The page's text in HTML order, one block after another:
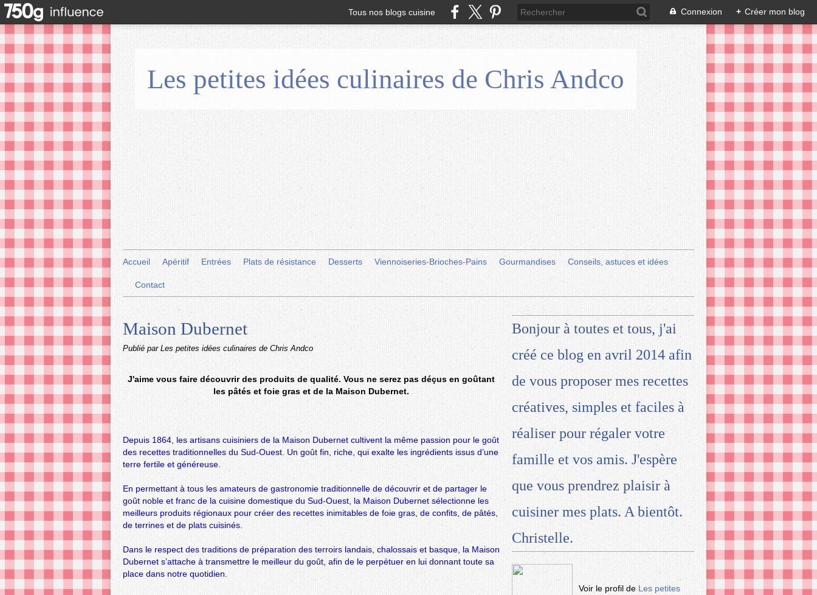
Tous nos blogs cuisine Connexion + Créer mon blog
Les petites idées culinaires de Chris Andco
Accueil Apéritif Entrées Plats de résistance Desserts Viennoiseries-Brioches-Pains Gourmandises Conseils, astuces et idées
Contact
Maison Dubernet
Publié par Les petites idées culinaires de Chris Andco
J'aime vous faire découvrir des produits de qualité. Vous ne serez pas déçus en goûtant
les pâtés et foie gras et de la Maison Dubernet.
Depuis 1864, les artisans cuisiniers de la Maison Dubernet cultivent la même passion pour le goût
des recettes traditionnelles du Sud-Ouest. Un goût fin, riche, qui exalte les ingrédients issus d’une
terre fertile et généreuse.
En permettant à tous les amateurs de gastronomie traditionnelle de découvrir et de partager le
goût noble et franc de la cuisine domestique du Sud-Ouest, la Maison Dubernet sélectionne les
meilleurs produits régionaux pour créer des recettes inimitables de foie gras, de confits, de pâtés,
de terrines et de plats cuisinés.
Dans le respect des traditions de préparation des terroirs landais, chalossais et basque, la Maison
Dubernet s’attache à transmettre le meilleur du goût, afin de le perpétuer en lui donnant toute sa
place dans notre quotidien.
Bonjour à toutes et tous, j'ai
créé ce blog en avril 2014 afin
de vous proposer mes recettes
créatives, simples et faciles à
réaliser pour régaler votre
famille et vos amis. J'espère
que vous prendrez plaisir à
cuisiner mes plats. A bientôt.
Christelle.
Voir le profil de Les petites